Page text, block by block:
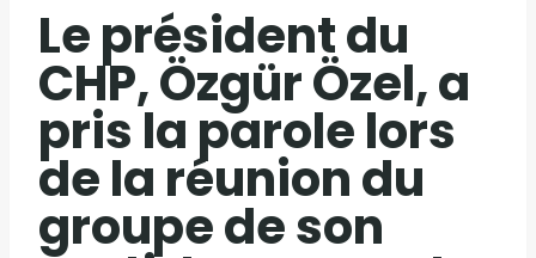
Le président du
CHP, Özgür Özel, a
pris la parole lors
de la réunion du
groupe de son